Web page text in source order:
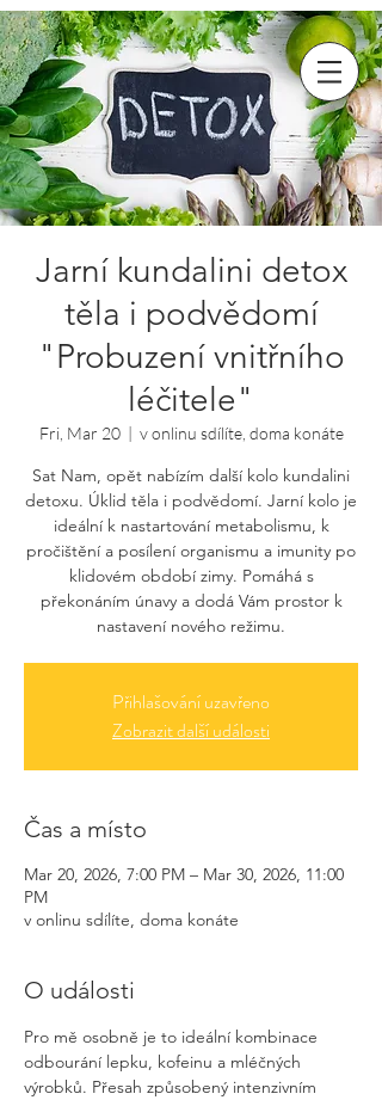
Jarní kundalini detox
těla i podvědomí
"Probuzení vnitřního
léčitele"
Fri, Mar 20
  |
v onlinu sdílíte, doma konáte
Sat Nam, opět nabízím další kolo kundalini
detoxu. Úklid těla i podvědomí. Jarní kolo je
ideální k nastartování metabolismu, k
pročištění a posílení organismu a imunity po
klidovém období zimy. Pomáhá s
překonáním únavy a dodá Vám prostor k
nastavení nového režimu.
Přihlašování uzavřeno
Zobrazit další události
Čas a místo
Mar 20, 2026, 7:00 PM – Mar 30, 2026, 11:00
PM
v onlinu sdílíte, doma konáte
O události
Pro mě osobně je to ideální kombinace
odbourání lepku, kofeinu a mléčných
výrobků. Přesah způsobený intenzivním